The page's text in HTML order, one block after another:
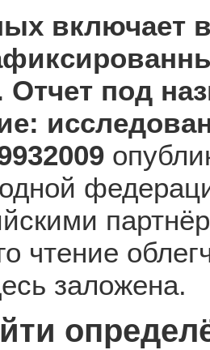
включает
Отчет под
чтение
заложена.